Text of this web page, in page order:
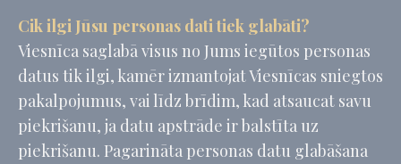
Cik ilgi Jūsu personas dati tiek glabāti?
Viesnīca saglabā visus no Jums iegūtos personas
datus tik ilgi, kamēr izmantojat Viesnīcas sniegtos
pakalpojumus, vai līdz brīdim, kad atsaucat savu
piekrišanu, ja datu apstrāde ir balstīta uz
piekrišanu. Pagarināta personas datu glabāšana